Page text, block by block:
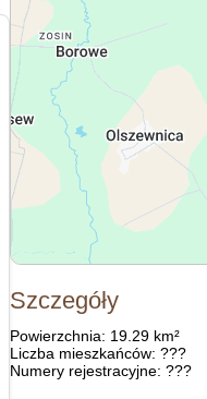
Szczegóły
Powierzchnia: 19.29 km²
Liczba mieszkańców: ???
Numery rejestracyjne: ???